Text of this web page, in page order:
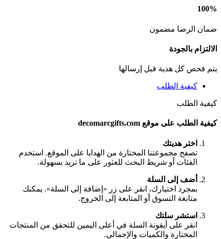
100%
ضمان الرضا مضمون
الالتزام بالجودة
يتم فحص كل هدية قبل إرسالها
كيفية الطلب
كيفية الطلب
كيفية الطلب على موقع decomarcgifts.com
اختر هديتك
تصفح مجموعتنا المختارة من الهدايا على الموقع. استخدم
الفئات أو شريط البحث للعثور على ما تريد بسهولة.
أضف إلى السلة
بمجرد اختيارك، انقر على زر «إضافة إلى السلة». يمكنك
متابعة التسوق أو المتابعة إلى الخروج.
استشر سلتك
انقر على أيقونة السلة في أعلى اليمين للتحقق من المنتجات
المختارة والكميات والإجمالي.